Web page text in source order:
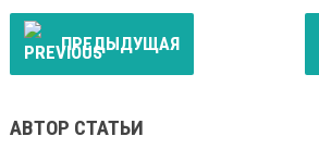
ПРЕДЫДУЩАЯ
АВТОР СТАТЬИ